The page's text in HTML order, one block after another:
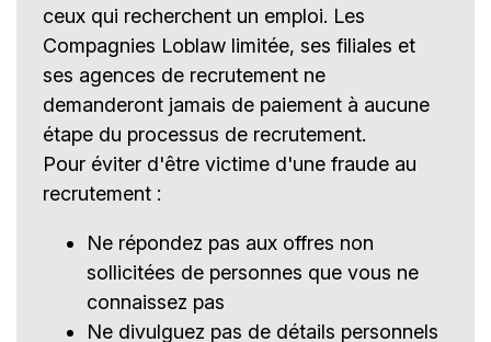
ceux qui recherchent un emploi. Les
Compagnies Loblaw limitée, ses filiales et
ses agences de recrutement ne
demanderont jamais de paiement à aucune
étape du processus de recrutement.
Pour éviter d'être victime d'une fraude au
recrutement :
Ne répondez pas aux offres non
sollicitées de personnes que vous ne
connaissez pas
Ne divulguez pas de détails personnels